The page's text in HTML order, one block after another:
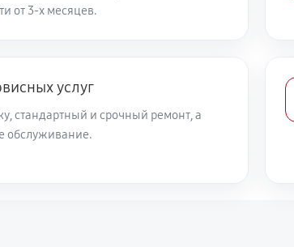
от 3-х месяцев.
услуг
стандартный и срочный ремонт, а
обслуживание.